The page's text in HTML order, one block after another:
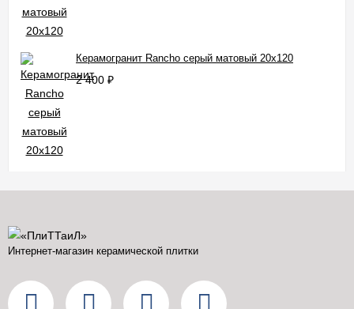
Керамогранит Rancho серый матовый 20x120
2 400 ₽
Интернет-магазин керамической плитки